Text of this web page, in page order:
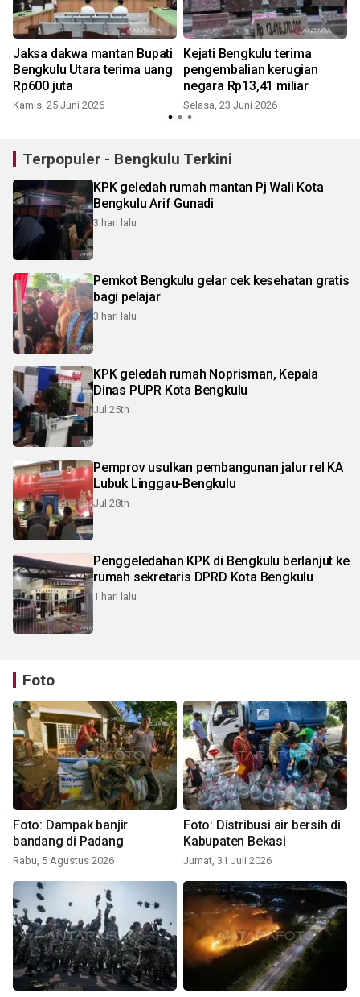
Jaksa dakwa mantan Bupati
Bengkulu Utara terima uang
Rp600 juta
Kamis, 25 Juni 2026
Kejati Bengkulu terima
pengembalian kerugian
negara Rp13,41 miliar
Selasa, 23 Juni 2026
Terpopuler - Bengkulu Terkini
KPK geledah rumah mantan Pj Wali Kota
Bengkulu Arif Gunadi
3 hari lalu
Pemkot Bengkulu gelar cek kesehatan gratis
bagi pelajar
3 hari lalu
KPK geledah rumah Noprisman, Kepala
Dinas PUPR Kota Bengkulu
Jul 25th
Pemprov usulkan pembangunan jalur rel KA
Lubuk Linggau-Bengkulu
Jul 28th
Penggeledahan KPK di Bengkulu berlanjut ke
rumah sekretaris DPRD Kota Bengkulu
1 hari lalu
Foto
Foto: Dampak banjir
bandang di Padang
Rabu, 5 Agustus 2026
Foto: Distribusi air bersih di
Kabupaten Bekasi
Jumat, 31 Juli 2026